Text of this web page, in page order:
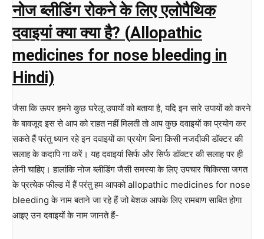
नोज ब्लीडिंग रोकने के लिए एलोपैथिक
दवाइयां क्या क्या है? (Allopathic
medicines for nose bleeding in
Hindi)
जैसा कि ऊपर हमने कुछ घरेलू उपायों को बताया है, यदि इन सारे उपायों को करने
के बावजूद इस से आप को राहत नहीं मिलती तो आप कुछ दवाइयों का प्रयोग कर
सकते हैं परंतु ध्यान रहे इन दवाइयों का प्रयोग बिना किसी नजदीकी डॉक्टर की
सलाह के कदापि ना करें। यह दवाइयां सिर्फ और सिर्फ डॉक्टर की सलाह पर ही
लेनी चाहिए। हालांकि नोज ब्लीडिंग जैसी समस्या के लिए उपचार चिकित्सा जगत
के प्रत्येक फील्ड में हैं परंतु हम आपको allopathic medicines for nose
bleeding के नाम बताने जा रहे हैं जो बेशक आपके लिए रामबाण साबित होगा
आइए उन दवाइयों के नाम जानते हैं-